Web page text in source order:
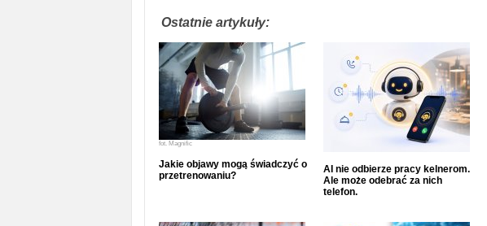
Ostatnie artykuły:
fot. Magnific
Jakie objawy mogą świadczyć o
przetrenowaniu?
AI nie odbierze pracy kelnerom.
Ale może odebrać za nich
telefon.